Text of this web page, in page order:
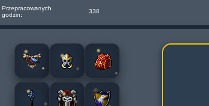
Przepracowanych
godzin:
338